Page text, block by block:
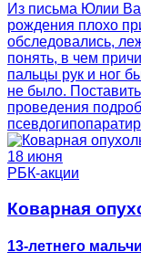
Из письма Юлии
рождения плохо
обследовались,
понять, в чем
пальцы рук и ног
не было.
проведения
18 июня
РБК-акции
Коварная
13-летнего